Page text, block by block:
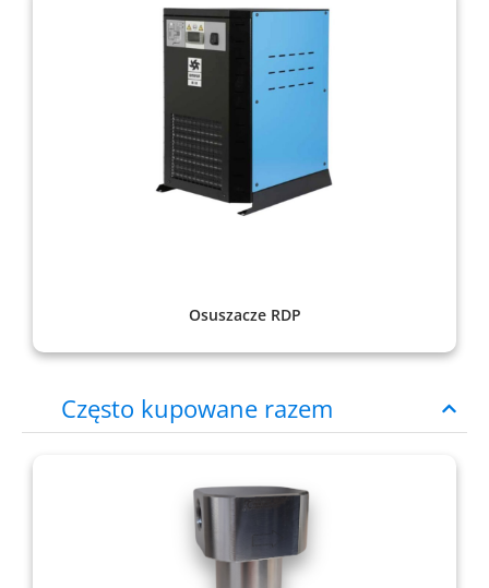
Osuszacze RDP
Często kupowane razem